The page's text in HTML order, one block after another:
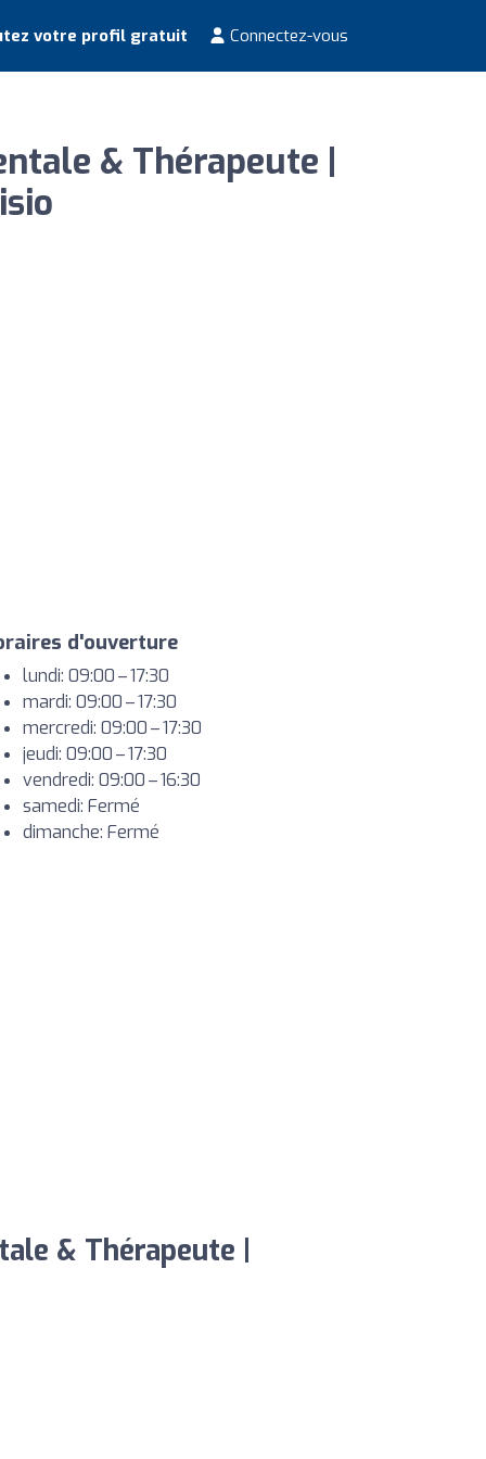
votre profil gratuit Connectez-vous
& Thérapeute |
d'ouverture
lundi: 09:00 – 17:30
mardi: 09:00 – 17:30
mercredi: 09:00 – 17:30
jeudi: 09:00 – 17:30
vendredi: 09:00 – 16:30
samedi: Fermé
dimanche: Fermé
& Thérapeute |